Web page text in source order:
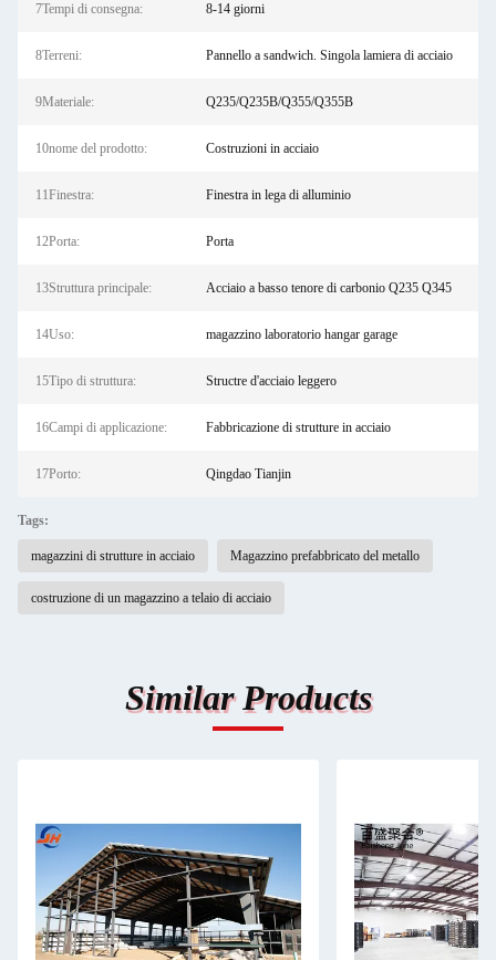
7Tempi di consegna: 8-14 giorni
8Terreni: Pannello a sandwich. Singola lamiera di acciaio
9Materiale: Q235/Q235B/Q355/Q355B
10nome del prodotto: Costruzioni in acciaio
11Finestra: Finestra in lega di alluminio
12Porta: Porta
13Struttura principale: Acciaio a basso tenore di carbonio Q235 Q345
14Uso: magazzino laboratorio hangar garage
15Tipo di struttura: Structre d'acciaio leggero
16Campi di applicazione: Fabbricazione di strutture in acciaio
17Porto: Qingdao Tianjin
Tags:
magazzini di strutture in acciaio Magazzino prefabbricato del metallo
costruzione di un magazzino a telaio di acciaio
Similar Products